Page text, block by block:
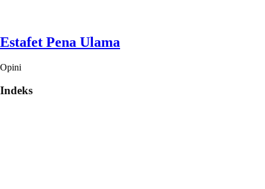
Estafet Pena Ulama
Opini
Indeks